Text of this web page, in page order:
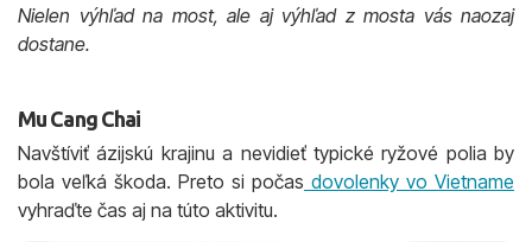
Nielen výhľad na most, ale aj výhľad z mosta vás naozaj
dostane.
Mu Cang Chai
Navštíviť ázijskú krajinu a nevidieť typické ryžové polia by
bola veľká škoda. Preto si počas dovolenky vo Vietname
vyhraďte čas aj na túto aktivitu.